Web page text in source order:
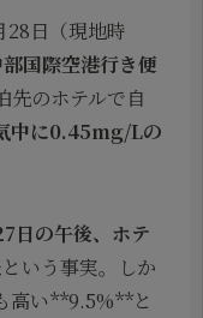
28日（現地時
国際空港行き便
先のホテルで自
中に0.45mg/Lの
日の午後、ホテ
という事実。しか
高い**9.5%**と